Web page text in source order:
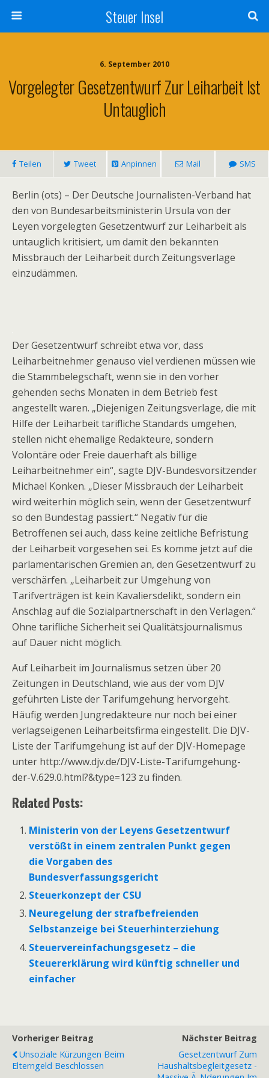
Steuer Insel
6. September 2010
Vorgelegter Gesetzentwurf Zur Leiharbeit Ist
Untauglich
Teilen Tweet Anpinnen Mail SMS
Berlin (ots) – Der Deutsche Journalisten-Verband hat
den von Bundesarbeitsministerin Ursula von der
Leyen vorgelegten Gesetzentwurf zur Leiharbeit als
untauglich kritisiert, um damit den bekannten
Missbrauch der Leiharbeit durch Zeitungsverlage
einzudämmen.
Der Gesetzentwurf schreibt etwa vor, dass
Leiharbeitnehmer genauso viel verdienen müssen wie
die Stammbelegschaft, wenn sie in den vorher
gehenden sechs Monaten in dem Betrieb fest
angestellt waren. „Diejenigen Zeitungsverlage, die mit
Hilfe der Leiharbeit tarifliche Standards umgehen,
stellen nicht ehemalige Redakteure, sondern
Volontäre oder Freie dauerhaft als billige
Leiharbeitnehmer ein“, sagte DJV-Bundesvorsitzender
Michael Konken. „Dieser Missbrauch der Leiharbeit
wird weiterhin möglich sein, wenn der Gesetzentwurf
so den Bundestag passiert.“ Negativ für die
Betroffenen sei auch, dass keine zeitliche Befristung
der Leiharbeit vorgesehen sei. Es komme jetzt auf die
parlamentarischen Gremien an, den Gesetzentwurf zu
verschärfen. „Leiharbeit zur Umgehung von
Tarifverträgen ist kein Kavaliersdelikt, sondern ein
Anschlag auf die Sozialpartnerschaft in den Verlagen.“
Ohne tarifliche Sicherheit sei Qualitätsjournalismus
auf Dauer nicht möglich.
Auf Leiharbeit im Journalismus setzen über 20
Zeitungen in Deutschland, wie aus der vom DJV
geführten Liste der Tarifumgehung hervorgeht.
Häufig werden Jungredakteure nur noch bei einer
verlagseigenen Leiharbeitsfirma eingestellt. Die DJV-
Liste der Tarifumgehung ist auf der DJV-Homepage
unter http://www.djv.de/DJV-Liste-Tarifumgehung-
der-V.629.0.html?&type=123 zu finden.
Related Posts:
Ministerin von der Leyens Gesetzentwurf
verstößt in einem zentralen Punkt gegen
die Vorgaben des
Bundesverfassungsgericht
Steuerkonzept der CSU
Neuregelung der strafbefreienden
Selbstanzeige bei Steuerhinterziehung
Steuervereinfachungsgesetz – die
Steuererklärung wird künftig schneller und
einfacher
Vorheriger Beitrag
Unsoziale Kürzungen Beim
Elterngeld Beschlossen
Nächster Beitrag
Gesetzentwurf Zum
Haushaltsbegleitgesetz -